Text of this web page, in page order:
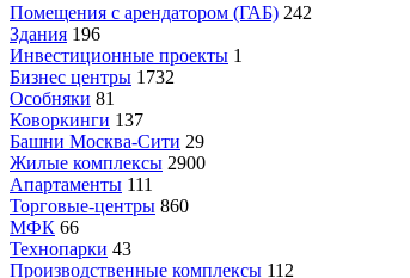
Помещения с арендатором (ГАБ) 242
Здания 196
Инвестиционные проекты 1
Бизнес центры 1732
Особняки 81
Коворкинги 137
Башни Москва-Сити 29
Жилые комплексы 2900
Апартаменты 111
Торговые-центры 860
МФК 66
Технопарки 43
Производственные комплексы 112